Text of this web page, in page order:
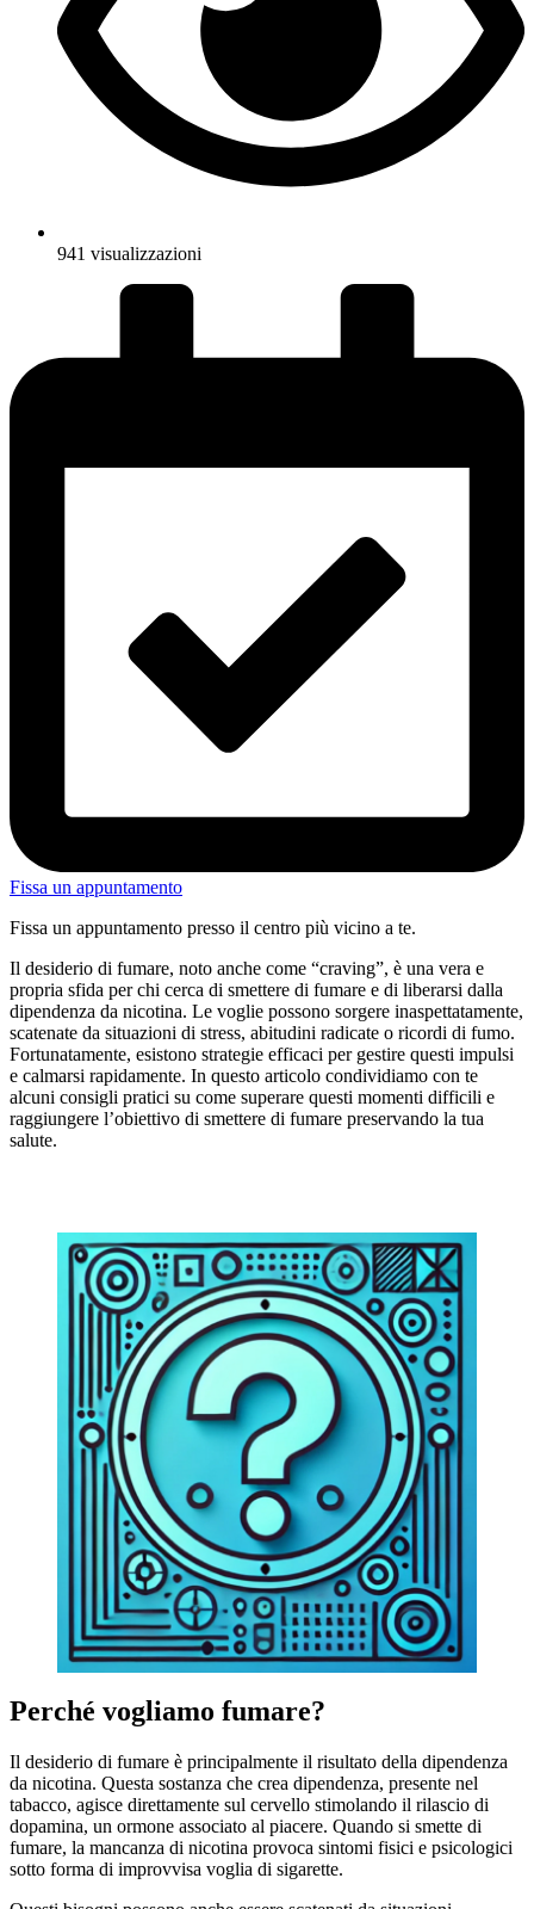
941 visualizzazioni
Fissa un appuntamento
Fissa un appuntamento presso il centro più vicino a te.
Il desiderio di fumare, noto anche come “craving”, è una vera e
propria sfida per chi cerca di smettere di fumare e di liberarsi dalla
dipendenza da nicotina. Le voglie possono sorgere inaspettatamente,
scatenate da situazioni di stress, abitudini radicate o ricordi di fumo.
Fortunatamente, esistono strategie efficaci per gestire questi impulsi
e calmarsi rapidamente. In questo articolo condividiamo con te
alcuni consigli pratici su come superare questi momenti difficili e
raggiungere l’obiettivo di smettere di fumare preservando la tua
salute.
Perché vogliamo fumare?
Il desiderio di fumare è principalmente il risultato della dipendenza
da nicotina. Questa sostanza che crea dipendenza, presente nel
tabacco, agisce direttamente sul cervello stimolando il rilascio di
dopamina, un ormone associato al piacere. Quando si smette di
fumare, la mancanza di nicotina provoca sintomi fisici e psicologici
sotto forma di improvvisa voglia di sigarette.